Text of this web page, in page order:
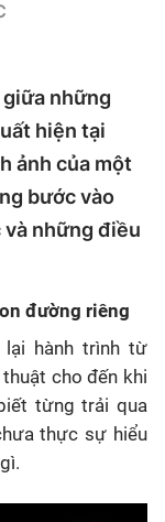
giữa những
hiện tại
ảnh của một
bước vào
và những điều
đường riêng
lại hành trình từ
cho đến khi
từng trải qua
thực sự hiểu